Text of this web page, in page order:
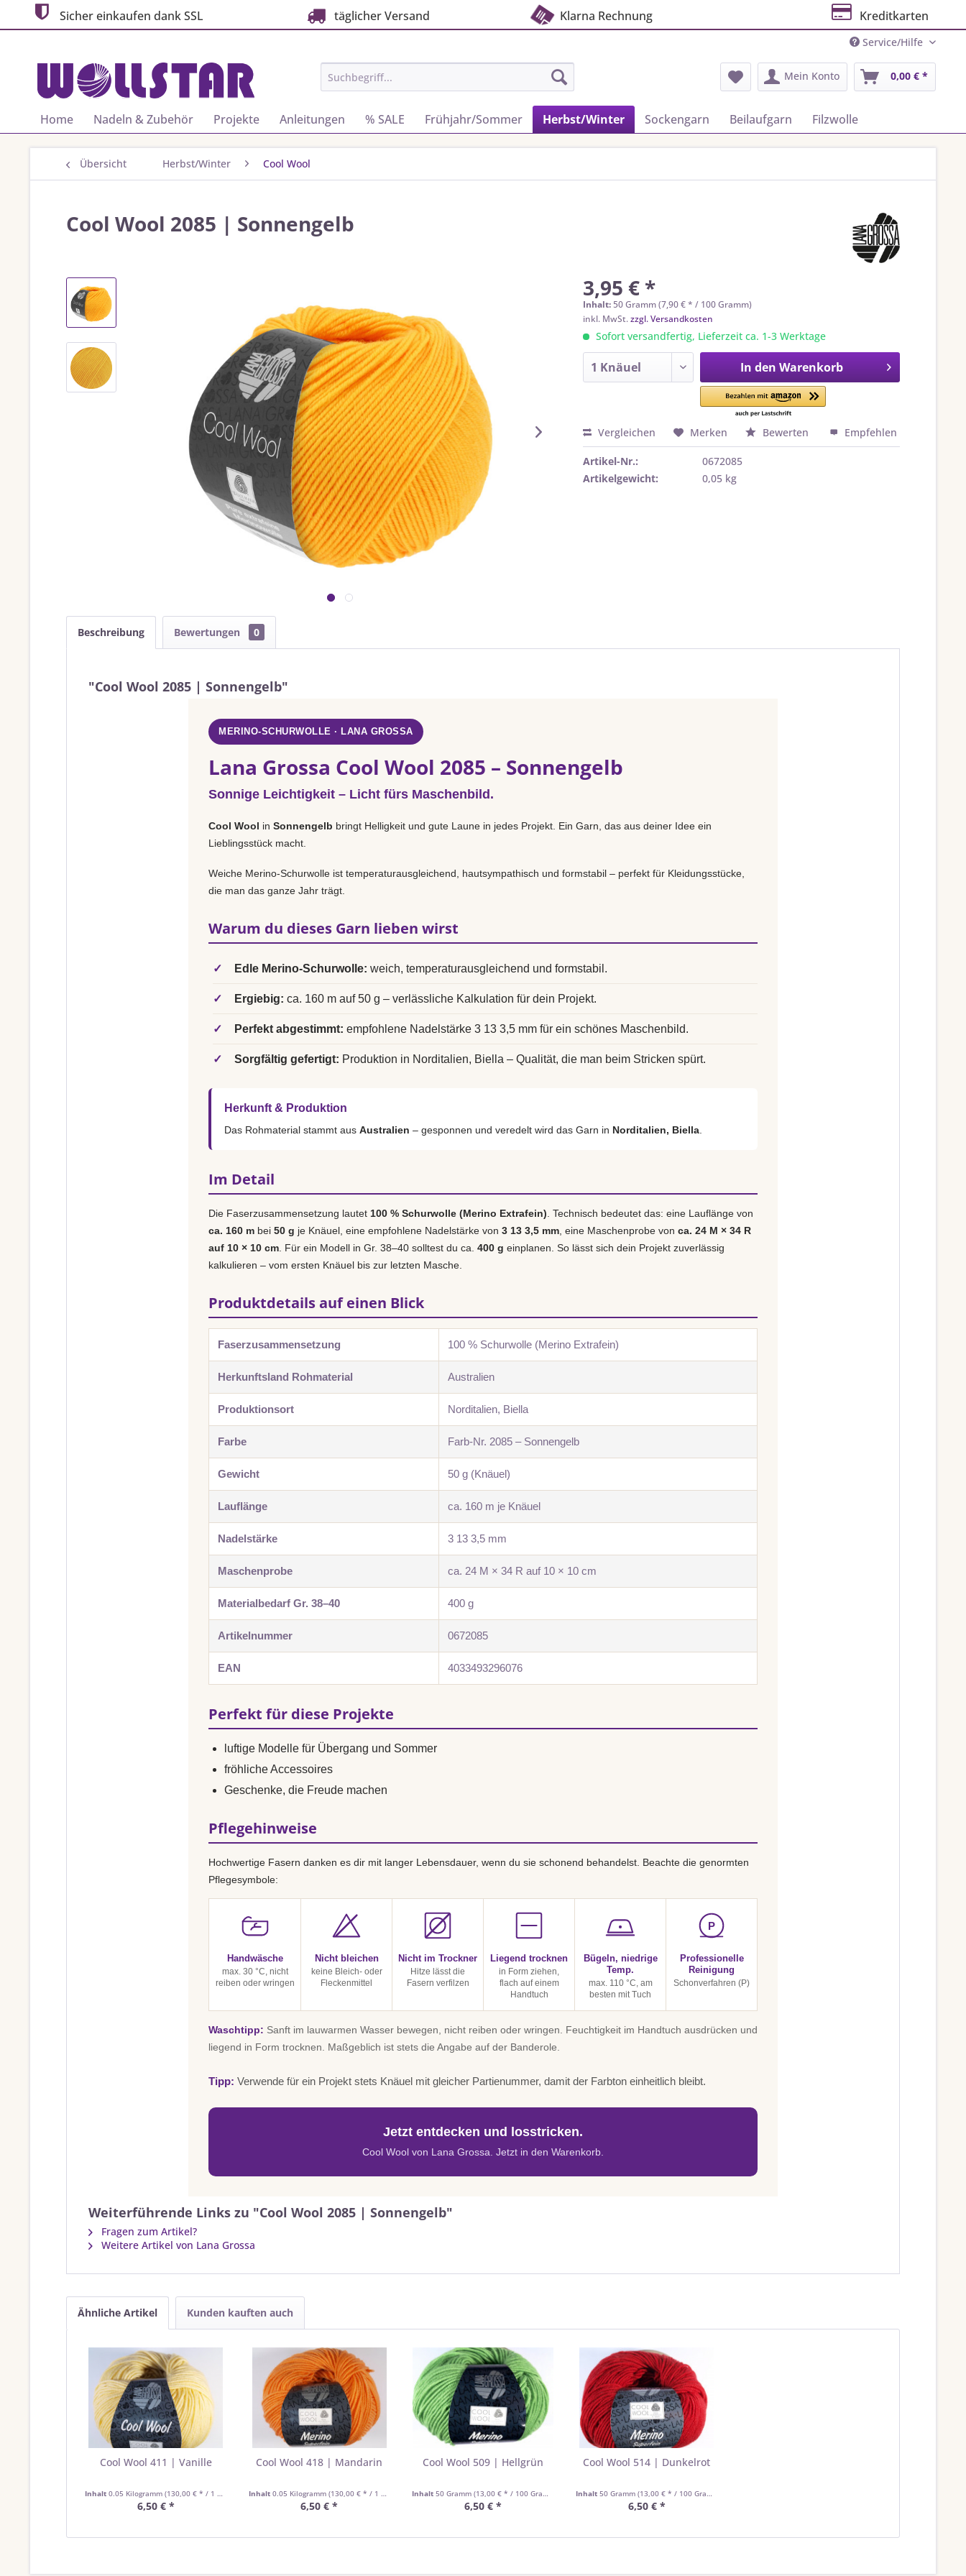
Sicher einkaufen dank SSL täglicher Versand Klarna Rechnung Kreditkarten
Service/Hilfe
Mein Konto 0,00 € *
Home Nadeln & Zubehör Projekte Anleitungen % SALE Frühjahr/Sommer Herbst/Winter Sockengarn Beilaufgarn Filzwolle
Übersicht Herbst/Winter Cool Wool
Cool Wool 2085 | Sonnengelb
3,95 € *
Inhalt: 50 Gramm (7,90 € * / 100 Gramm)
inkl. MwSt.zzgl. Versandkosten
Sofort versandfertig, Lieferzeit ca. 1-3 Werktage
In den Warenkorb
Vergleichen Merken Bewerten Empfehlen
Artikel-Nr.:
0672085
Artikelgewicht:
0,05 kg
Beschreibung Bewertungen 0
"Cool Wool 2085 | Sonnengelb"
MERINO-SCHURWOLLE · LANA GROSSA
Lana Grossa Cool Wool 2085 – Sonnengelb
Sonnige Leichtigkeit – Licht fürs Maschenbild.
Cool Wool in Sonnengelb bringt Helligkeit und gute Laune in jedes Projekt. Ein Garn, das aus deiner Idee ein
Lieblingsstück macht.
Weiche Merino-Schurwolle ist temperaturausgleichend, hautsympathisch und formstabil – perfekt für Kleidungsstücke,
die man das ganze Jahr trägt.
Warum du dieses Garn lieben wirst
✓ Edle Merino-Schurwolle: weich, temperaturausgleichend und formstabil.
✓ Ergiebig: ca. 160 m auf 50 g – verlässliche Kalkulation für dein Projekt.
✓ Perfekt abgestimmt: empfohlene Nadelstärke 3 13 3,5 mm für ein schönes Maschenbild.
✓ Sorgfältig gefertigt: Produktion in Norditalien, Biella – Qualität, die man beim Stricken spürt.
Herkunft & Produktion
Das Rohmaterial stammt aus Australien – gesponnen und veredelt wird das Garn in Norditalien, Biella
Im Detail
Die Faserzusammensetzung lautet 100 % Schurwolle (Merino Extrafein) . Technisch bedeutet das: eine Lauflänge von
ca. 160 m bei 50 g je Knäuel, eine empfohlene Nadelstärke von 3 13 3,5 mm , eine Maschenprobe von ca. 24 M × 34 R
auf 10 × 10 cm . Für ein Modell in Gr. 38–40 solltest du ca. 400 g einplanen. So lässt sich dein Projekt zuverlässig
kalkulieren – vom ersten Knäuel bis zur letzten Masche.
Produktdetails auf einen Blick
Faserzusammensetzung 100 % Schurwolle (Merino Extrafein)
Herkunftsland Rohmaterial Australien
Produktionsort Norditalien, Biella
Farbe Farb-Nr. 2085 – Sonnengelb
Gewicht 50 g (Knäuel)
Lauflänge ca. 160 m je Knäuel
Nadelstärke 3 13 3,5 mm
Maschenprobe ca. 24 M × 34 R auf 10 × 10 cm
Materialbedarf Gr. 38–40 400 g
Artikelnummer 0672085
EAN 4033493296076
Perfekt für diese Projekte
luftige Modelle für Übergang und Sommer
fröhliche Accessoires
Geschenke, die Freude machen
Pflegehinweise
Hochwertige Fasern danken es dir mit langer Lebensdauer, wenn du sie schonend behandelst. Beachte die genormten
Pflegesymbole:
Handwäsche
max. 30 °C, nicht
reiben oder wringen
Nicht bleichen
keine Bleich- oder
Fleckenmittel
Nicht im Trockner
Hitze lässt die
Fasern verfilzen
Liegend trocknen
in Form ziehen,
flach auf einem
Handtuch
Bügeln, niedrige
Temp.
max. 110 °C, am
besten mit Tuch
P
Professionelle
Reinigung
Schonverfahren (P)
Waschtipp: Sanft im lauwarmen Wasser bewegen, nicht reiben oder wringen. Feuchtigkeit im Handtuch ausdrücken und
liegend in Form trocknen. Maßgeblich ist stets die Angabe auf der Banderole.
Tipp: Verwende für ein Projekt stets Knäuel mit gleicher Partienummer, damit der Farbton einheitlich bleibt.
Jetzt entdecken und losstricken.
Cool Wool von Lana Grossa. Jetzt in den Warenkorb.
Weiterführende Links zu "Cool Wool 2085 | Sonnengelb"
Fragen zum Artikel?
Weitere Artikel von Lana Grossa
Ähnliche Artikel Kunden kauften auch
Cool Wool 411 | Vanille
Inhalt 0.05 Kilogramm (130,00 € * / 1 Kilogramm)
6,50 € *
Cool Wool 418 | Mandarin
Inhalt 0.05 Kilogramm (130,00 € * / 1 Kilogramm)
6,50 € *
Cool Wool 509 | Hellgrün
Inhalt50 Gramm(13,00 € * / 100 Gramm)
6,50 € *
Cool Wool 514 | Dunkelrot
Inhalt 50 Gramm (13,00 € * / 100 Gramm)
6,50 € *